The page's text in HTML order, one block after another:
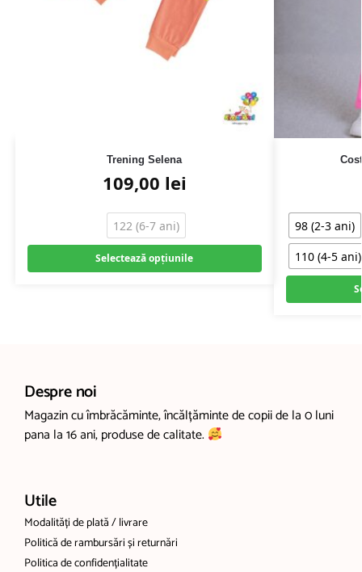
Trening Selena
109,00 lei
122 (6-7 ani)
Selectează opțiunile
98 (2-3 ani)
110 (4-5 ani)
Despre noi
Magazin cu îmbrăcăminte, încălțăminte de copii de la 0 luni
pana la 16 ani, produse de calitate.
Utile
Modalități de plată / livrare
Politică de rambursări și returnări
Politica de confidențialitate